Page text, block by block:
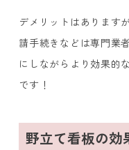
デメリットはあります
請手続きなどは専門業
にしながらより効果的
です！
野立て看板の効